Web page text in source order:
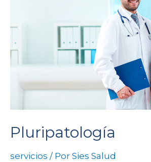
Pluripatología
servicios / Por Sies Salud